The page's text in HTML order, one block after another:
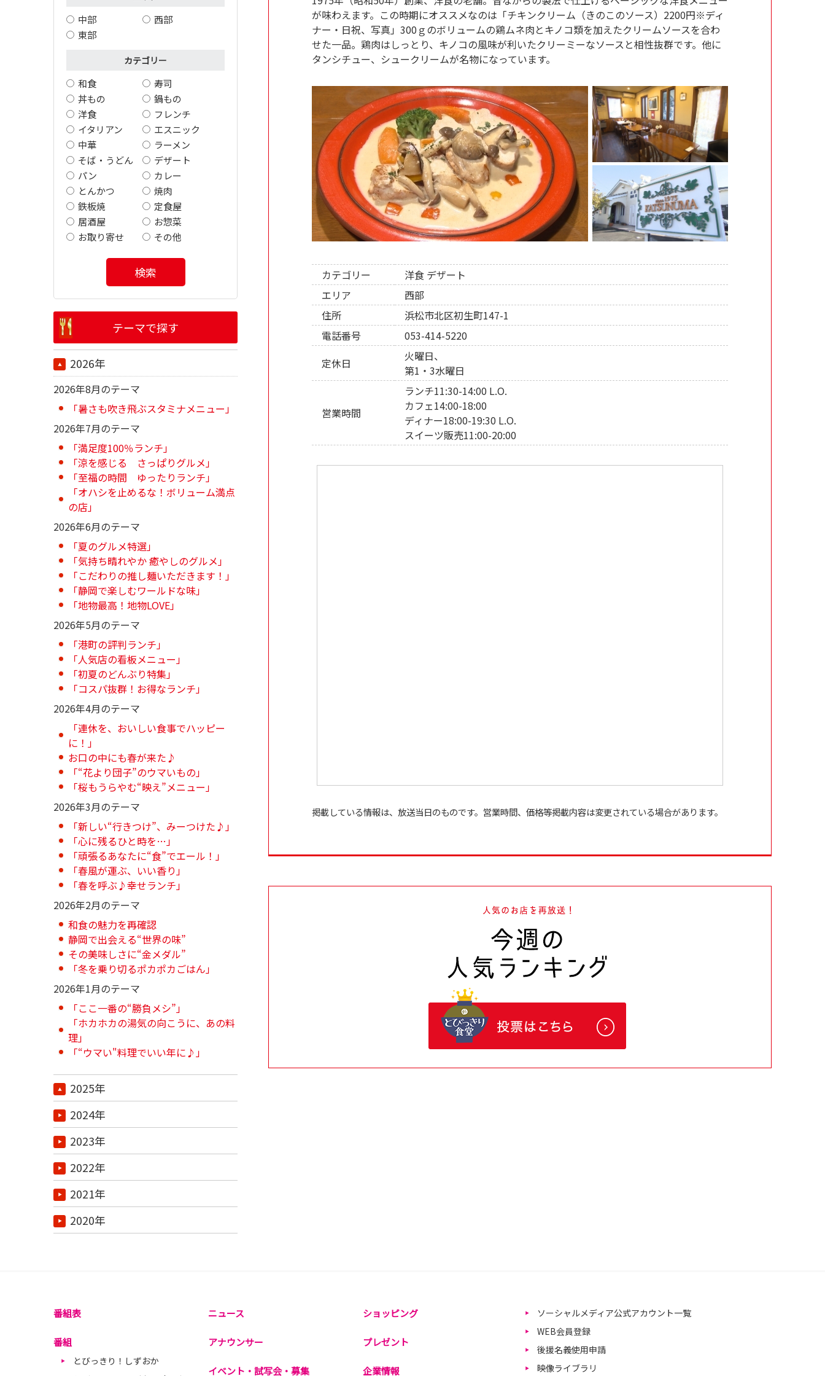
が味わえます。この時期にオススメなのは「チキンクリーム（きのこのソース）2200円※ディ
ナー・日祝、写真」300ｇのボリュームの鶏ムネ肉とキノコ類を加えたクリームソースを合わ
せた一品。鶏肉はしっとり、キノコの風味が利いたクリーミーなソースと相性抜群です。他に
タンシチュー、シュークリームが名物になっています。
カテゴリー 洋食 デザート
エリア
西部
住所
浜松市北区初生町147-1
電話番号
053-414-5220
定休日
火曜日、
第1・3水曜日
営業時間
ランチ11:30-14:00 L.O.
カフェ14:00-18:00
ディナー18:00-19:30 L.O.
スイーツ販売11:00-20:00
掲載している情報は、放送当日のものです。営業時間、価格等掲載内容は変更されている場合があります。
中部
西部
東部
カテゴリー
和食
寿司
丼もの
鍋もの
洋食
フレンチ
イタリアン
エスニック
中華
ラーメン
そば・うどん
デザート
パン
カレー
とんかつ
焼肉
鉄板焼
定食屋
居酒屋
お惣菜
お取り寄せ
その他
検索
テーマで探す
2026年
2026年8月のテーマ
「暑さも吹き飛ぶスタミナメニュー」
2026年7月のテーマ
「満足度100％ランチ」
「涼を感じる さっぱりグルメ」
「至福の時間 ゆったりランチ」
「オハシを止めるな！ボリューム満点
の店」
2026年6月のテーマ
「夏のグルメ特選」
「気持ち晴れやか 癒やしのグルメ」
「こだわりの推し麺いただきます！」
「静岡で楽しむワールドな味」
「地物最高！地物LOVE」
2026年5月のテーマ
「港町の評判ランチ」
「人気店の看板メニュー」
「初夏のどんぶり特集」
「コスパ抜群！お得なランチ」
2026年4月のテーマ
「連休を、おいしい食事でハッピー
に！」
お口の中にも春が来た♪
「“花より団子”のウマいもの」
「桜もうらやむ“映え”メニュー」
2026年3月のテーマ
「新しい“行きつけ”、みーつけた♪」
「心に残るひと時を…」
「頑張るあなたに“食”でエール！」
「春風が運ぶ、いい香り」
「春を呼ぶ♪幸せランチ」
2026年2月のテーマ
和食の魅力を再確認
静岡で出会える“世界の味”
その美味しさに“金メダル”
「冬を乗り切るポカポカごはん」
2026年1月のテーマ
「ここ一番の“勝負メシ”」
「ホカホカの湯気の向こうに、あの料
理」
「“ウマい"料理でいい年に♪」
2025年
2024年
2023年
2022年
2021年
2020年
番組表
番組
とびっきり！しずおか
ニュース
アナウンサー
イベント・試写会・募集
ショッピング
プレゼント
企業情報
ソーシャルメディア公式アカウント一覧
WEB会員登録
後援名義使用申請
映像ライブラリ